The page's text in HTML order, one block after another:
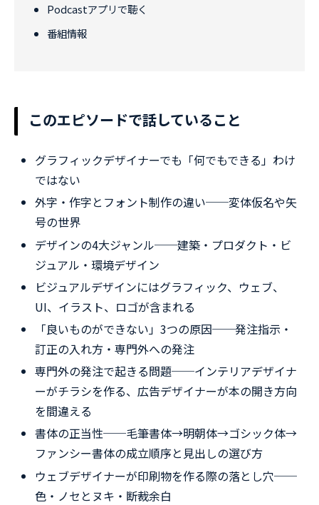
Podcastアプリで聴く
番組情報
このエピソードで話していること
グラフィックデザイナーでも「何でもできる」わけ
ではない
外字・作字とフォント制作の違い──変体仮名や矢
号の世界
デザインの4大ジャンル──建築・プロダクト・ビ
ジュアル・環境デザイン
ビジュアルデザインにはグラフィック、ウェブ、
UI、イラスト、ロゴが含まれる
「良いものができない」3つの原因──発注指示・
訂正の入れ方・専門外への発注
専門外の発注で起きる問題──インテリアデザイナ
ーがチラシを作る、広告デザイナーが本の開き方向
を間違える
書体の正当性──毛筆書体→明朝体→ゴシック体→
ファンシー書体の成立順序と見出しの選び方
ウェブデザイナーが印刷物を作る際の落とし穴──
色・ノセとヌキ・断裁余白